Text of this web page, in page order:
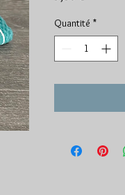
Quantité *